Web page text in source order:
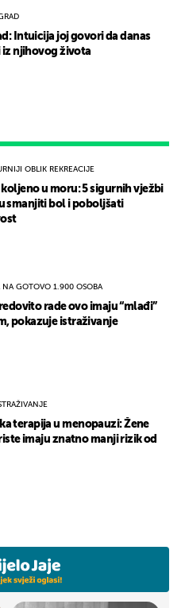
OBLIK REKREACIJE
koljeno u moru: 5 sigurnih vježbi
smanjiti bol i poboljšati
NA GOTOVO 1.900 OSOBA
rade ovo imaju “mlađi”
pokazuje istraživanje
terapija u menopauzi: Žene
imaju znatno manji rizik od
Intuicija joj govori da danas
iz njihovog života